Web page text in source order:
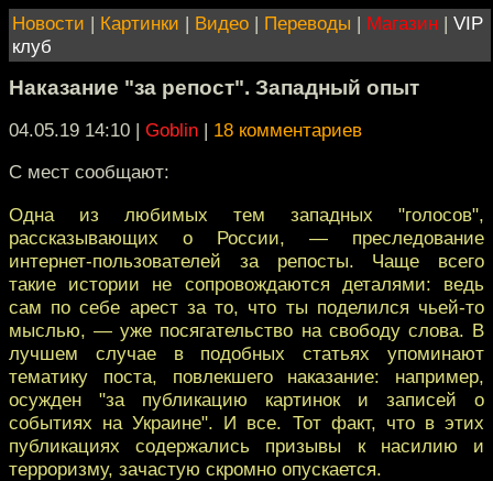
Новости | Картинки | Видео | Переводы | Магазин | VIP
клуб
Наказание "за репост". Западный опыт
04.05.19 14:10 | Goblin | 18 комментариев
С мест сообщают:
Одна из любимых тем западных "голосов",
рассказывающих о России, — преследование
интернет-пользователей за репосты. Чаще всего
такие истории не сопровождаются деталями: ведь
сам по себе арест за то, что ты поделился чьей-то
мыслью, — уже посягательство на свободу слова. В
лучшем случае в подобных статьях упоминают
тематику поста, повлекшего наказание: например,
осужден "за публикацию картинок и записей о
событиях на Украине". И все. Тот факт, что в этих
публикациях содержались призывы к насилию и
терроризму, зачастую скромно опускается.